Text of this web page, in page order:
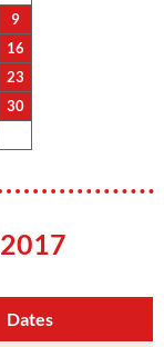
9
16
23
30
Dates